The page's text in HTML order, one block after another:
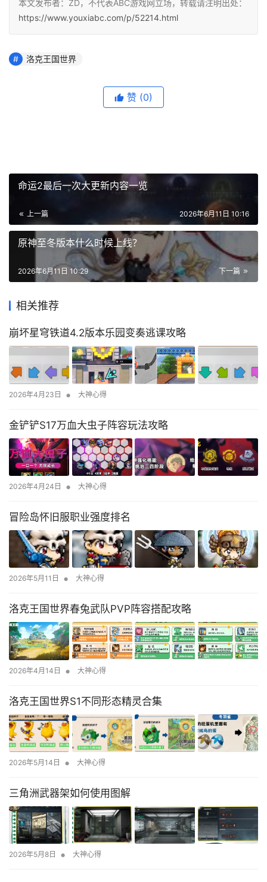
本文发布者：ZD，不代表ABC游戏网立场，转载请注明出处：
https://www.youxiabc.com/p/52214.html
洛克王国世界
赞 (0)
命运2最后一次大更新内容一览
上一篇 2026年6月11日 10:16
原神至冬版本什么时候上线？
下一篇
2026年6月11日 10:29
相关推荐
崩坏星穹铁道4.2版本乐园变奏逃课攻略
2026年4月23日 • 大神心得
金铲铲S17万血大虫子阵容玩法攻略
2026年4月24日 • 大神心得
冒险岛怀旧服职业强度排名
2026年5月11日 • 大神心得
洛克王国世界春兔武队PVP阵容搭配攻略
2026年4月14日 • 大神心得
洛克王国世界S1不同形态精灵合集
2026年5月14日 • 大神心得
三角洲武器架如何使用图解
2026年5月8日 • 大神心得